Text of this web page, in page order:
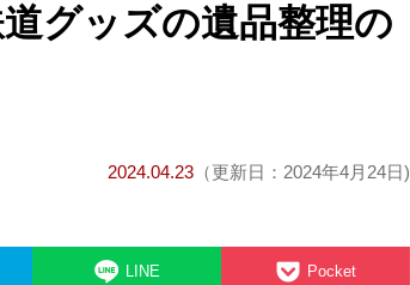
グッズの遺品整理の
2024.04.23 （更新日：2024年4月24日)
LINE Pocket